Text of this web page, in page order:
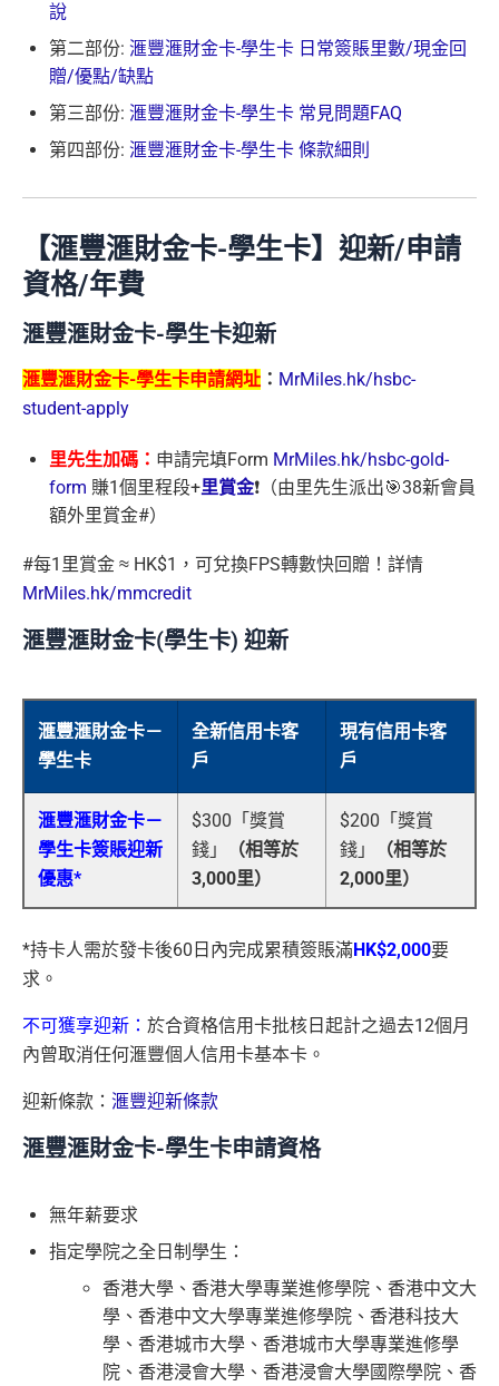
說
第二部份: 滙豐滙財金卡-學生卡 日常簽賬里數/現金回
贈/優點/缺點
第三部份: 滙豐滙財金卡-學生卡 常見問題FAQ
第四部份: 滙豐滙財金卡-學生卡 條款細則
【滙豐滙財金卡-學生卡】迎新/申請
資格/年費
滙豐滙財金卡-學生卡迎新
滙豐滙財金卡-學生卡申請網址 ： MrMiles.hk/hsbc-
student-apply
里先生加碼： 申請完填Form MrMiles.hk/hsbc-gold-
form 賺1個里程段+里賞金❗️（由里先生派出🎯38新會員
額外里賞金#）
#每1里賞金 ≈ HK$1，可兌換FPS轉數快回贈！詳情
MrMiles.hk/mmcredit
滙豐滙財金卡(學生卡) 迎新
滙豐滙財金卡－
學生卡
全新信用卡客
戶
現有信用卡客
戶
滙豐滙財金卡－
學生卡簽賬迎新
優惠*
$300「獎賞
錢」
（相等於
3,000里）
$200「獎賞
錢」
（相等於
2,000里）
*持卡人需於發卡後60日內完成累積簽賬滿HK$2,000要
求。
不可獲享迎新： 於合資格信用卡批核日起計之過去12個月
內曾取消任何滙豐個人信用卡基本卡。
迎新條款： 滙豐迎新條款
滙豐滙財金卡-學生卡申請資格
無年薪要求
指定學院之全日制學生：
香港大學、香港大學專業進修學院、香港中文大
學、香港中文大學專業進修學院、香港科技大
學、香港城市大學、香港城市大學專業進修學
院、香港浸會大學、香港浸會大學國際學院、香